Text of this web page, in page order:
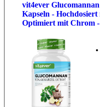
vit4ever
Kapseln -
Optimiert mit Chrom -